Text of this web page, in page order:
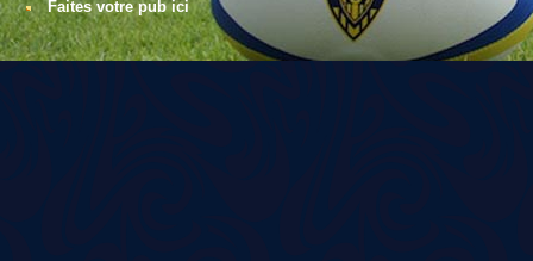
Faites votre pub ici